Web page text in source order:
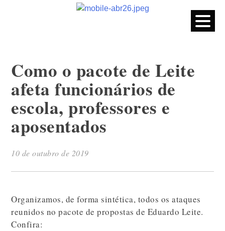
CPERS – Sindicato dos Professores e Funcionários de escola
Como o pacote de Leite
afeta funcionários de
escola, professores e
aposentados
10 de outubro de 2019
Organizamos, de forma sintética, todos os ataques
reunidos no pacote de propostas de Eduardo Leite.
Confira: